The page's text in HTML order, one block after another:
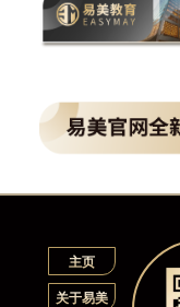
主页
关于易美